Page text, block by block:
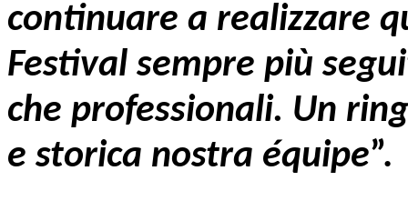
continuare a realizzare
Festival sempre più
che professionali. Un
e storica nostra équipe”.